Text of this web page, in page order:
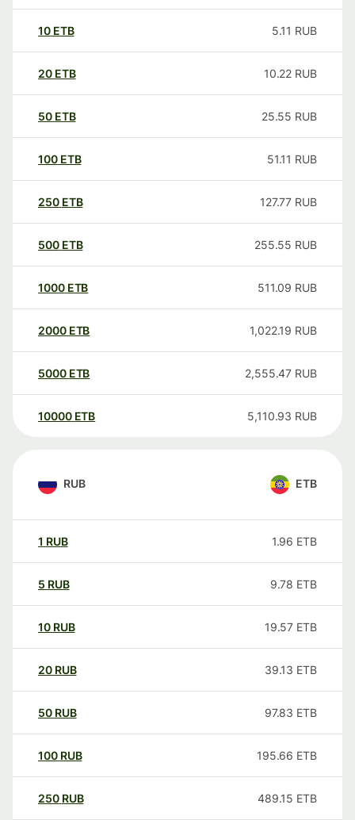
10 ETB 5.11 RUB
20 ETB 10.22 RUB
50 ETB 25.55 RUB
100 ETB 51.11 RUB
250 ETB 127.77 RUB
500 ETB 255.55 RUB
1000 ETB 511.09 RUB
2000 ETB 1,022.19 RUB
5000 ETB 2,555.47 RUB
10000 ETB 5,110.93 RUB
RUB ETB
1 RUB 1.96 ETB
5 RUB 9.78 ETB
10 RUB 19.57 ETB
20 RUB 39.13 ETB
50 RUB 97.83 ETB
100 RUB 195.66 ETB
250 RUB 489.15 ETB